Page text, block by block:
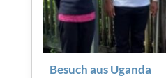
Besuch aus Uganda